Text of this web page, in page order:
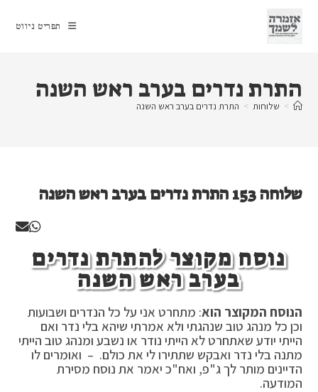
content
תפריט ניווט
התרת נדרים בערב ראש השנה
> שלוחות > התרת נדרים בערב ראש השנה
שלוחה 153 התרת נדרים בערב ראש השנה
נוסח מקוצר להתרת נדרים
בערב ראש השנה
הנוסח המקוצר הוא: מתחרט אני על כל הנדרים ושבועות
וכן כל מנהג טוב שנהגתי ולא אמרתי שיהא בלי נדר ואם
הייתי יודע שאתחרט לא הייתי נודר או נשבע ומנהג טוב הייתי
מתנה בלי נדר ואבקש שתתירו לי את כולם. – ואומרים לו
הדיינים מותר לך ג"פ, ואח"כ יאמר את נוסח מסירת
המודעה.